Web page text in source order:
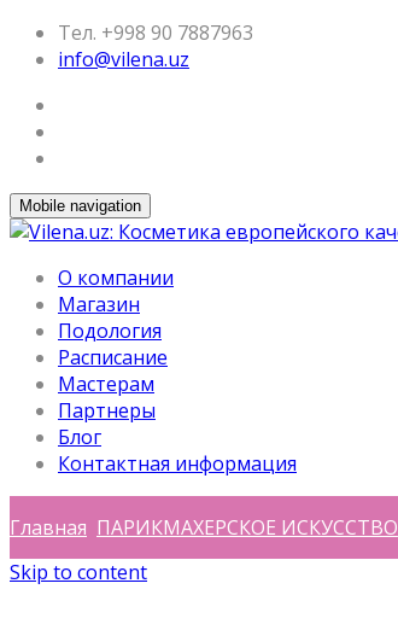
Тел. +998 90 7887963
info@vilena.uz
Mobile navigation
О компании
Магазин
Подология
Расписание
Мастерам
Партнеры
Блог
Контактная информация
Главная ПАРИКМАХЕРСКОЕ ИСКУССТВО
Skip to content